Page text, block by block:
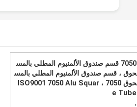
7050 قسم صندوق الألمنيوم المطلي بالمس
حوق ، قسم صندوق الألمنيوم المطلي بالمس
حوق 7050 ، ISO9001 7050 Alu Squar
e Tube
,